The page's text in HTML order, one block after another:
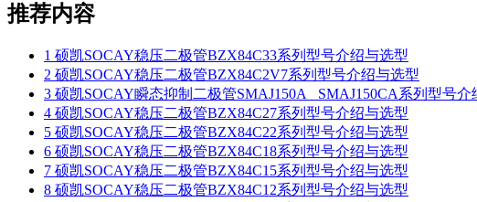
推荐内容
1 硕凯SOCAY稳压二极管BZX84C33系列型号介绍与选型
2 硕凯SOCAY稳压二极管BZX84C2V7系列型号介绍与选型
3 硕凯SOCAY瞬态抑制二极管SMAJ150A_ SMAJ150CA系列型号介
4 硕凯SOCAY稳压二极管BZX84C27系列型号介绍与选型
5 硕凯SOCAY稳压二极管BZX84C22系列型号介绍与选型
6 硕凯SOCAY稳压二极管BZX84C18系列型号介绍与选型
7 硕凯SOCAY稳压二极管BZX84C15系列型号介绍与选型
8 硕凯SOCAY稳压二极管BZX84C12系列型号介绍与选型